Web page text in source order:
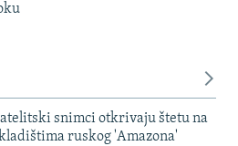
snimci otkrivaju štetu na
ruskog 'Amazona'